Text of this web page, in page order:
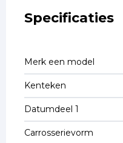
Specificaties
Merk een model
Kenteken
Datumdeel 1
Carrosserievorm